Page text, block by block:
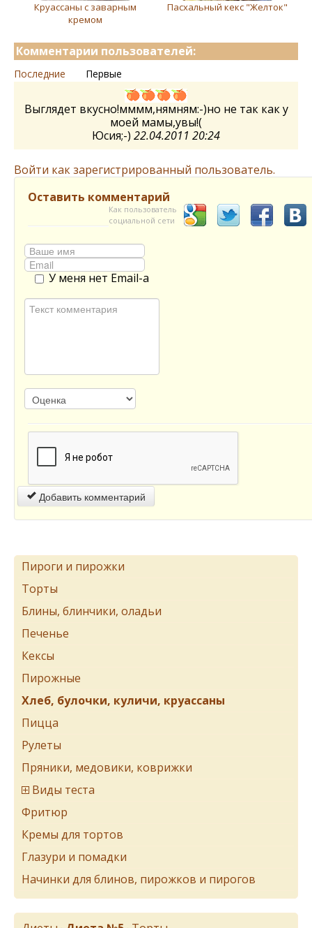
Круассаны с заварным
кремом
Пасхальный кекс "Желток"
Комментарии пользователей:
Последние Первые
Выглядет вкусно!мммм,нямням:-)но не так как у
моей мамы,увы!(
Юсия;-) 22.04.2011 20:24
Войти как зарегистрированный пользователь.
Оставить комментарий
Как пользователь
социальной сети
У меня нет Email-а
Добавить комментарий
Пироги и пирожки
Торты
Блины, блинчики, оладьи
Печенье
Кексы
Пирожные
Хлеб, булочки, куличи, круассаны
Пицца
Рулеты
Пряники, медовики, коврижки
Виды теста
Фритюр
Кремы для тортов
Глазури и помадки
Начинки для блинов, пирожков и пирогов